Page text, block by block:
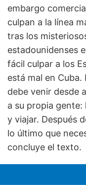
embargo
culpan a la línea
tras los
estadounidenses
fácil culpar a los
está mal en Cuba.
debe venir desde
a su propia
y viajar. Después
lo último que
concluye el texto.